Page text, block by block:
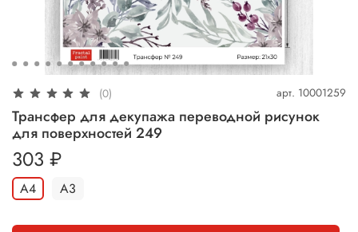
(0) арт. 10001259
Трансфер для декупажа переводной рисунок
для поверхностей 249
303 ₽
А4 А3